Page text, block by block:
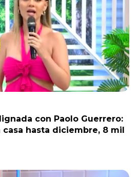
con Paolo Guerrero:
casa hasta diciembre, 8 mil